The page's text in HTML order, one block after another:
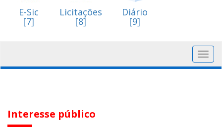
E-Sic
[7]
Licitações
[8]
Diário
[9]
Interesse público